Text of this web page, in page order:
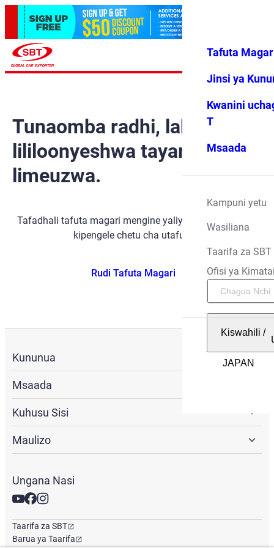
Vipendwa
Menyu
Tafuta
Jinsi ya
Kwanini
T
Msaada
Kampuni yetu
Wasiliana
Taarifa za SBT
Ofisi ya
Kiswahili /
Tunaomba radhi, lakini gari
lililoonyeshwa tayari
limeuzwa.
Tafadhali tafuta magari mengine yaliyopo kwa kutumia
kipengele chetu cha utafutaji.
Rudi Tafuta Magari
Kununua
Msaada
Kuhusu Sisi
Maulizo
Ungana Nasi
Taarifa za SBT
Barua ya Taarifa